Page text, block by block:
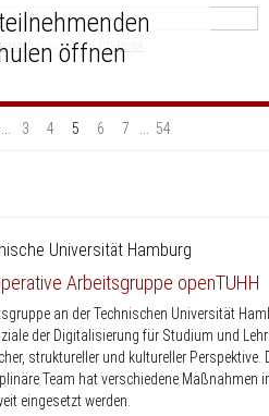
öffnen
-Mitwirkende,CC-BY-SA
3 4 5 6 7 54
Universität Hamburg
Arbeitsgruppe openTUHH
an der Technischen Universität
der Digitalisierung für Studium und
struktureller und kultureller Perspektive.
Team hat verschiedene Maßnahmen
eingesetzt werden.